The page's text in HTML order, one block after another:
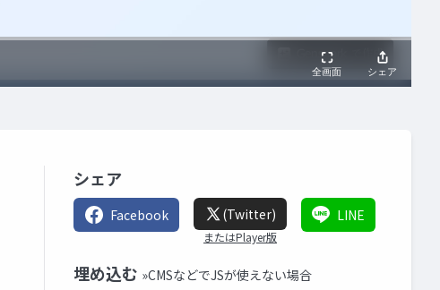
シェア
Facebook (Twitter)
またはPlayer版
LINE
埋め込む »CMSなどでJSが使えない場合